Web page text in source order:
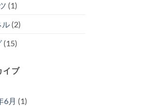
(1)
ル(2)
(15)
イブ
6月 (1)